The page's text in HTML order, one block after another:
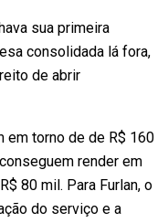
sua primeira
consolidada lá fora,
de abrir
em torno de de R$ 160
render em
80 mil. Para Furlan, o
do serviço e a